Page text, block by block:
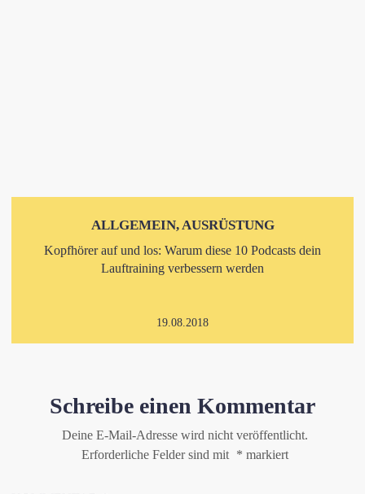
ALLGEMEIN, AUSRÜSTUNG
Kopfhörer auf und los: Warum diese 10 Podcasts dein
Lauftraining verbessern werden
19.08.2018
Schreibe einen Kommentar
Deine E-Mail-Adresse wird nicht veröffentlicht.
Erforderliche Felder sind mit * markiert